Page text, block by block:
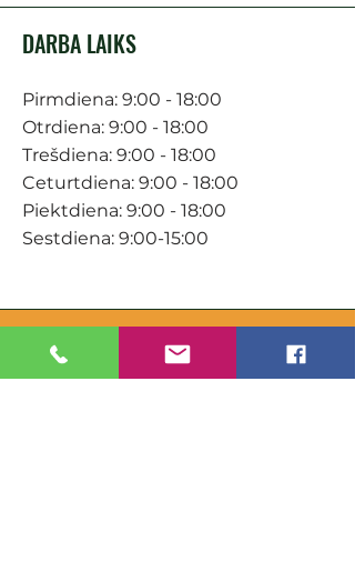
DARBA LAIKS
Pirmdiena: 9:00 - 18:00
Otrdiena: 9:00 - 18:00
Trešdiena: 9:00 - 18:00
Ceturtdiena: 9:00 - 18:00
Piektdiena: 9:00 - 18:00
Sestdiena: 9:00-15:00
KONTAKTI